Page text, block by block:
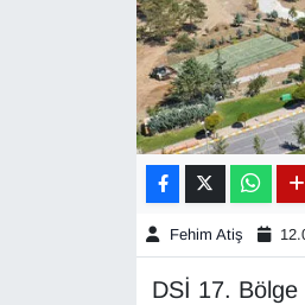
Fehim Atiş
DSİ 17. Bölge
GENEL
Gündem
HABERDE İNSAN